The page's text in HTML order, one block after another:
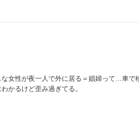
女性が夜一人で外に居る＝娼婦って…車で
かるけど歪み過ぎてる。